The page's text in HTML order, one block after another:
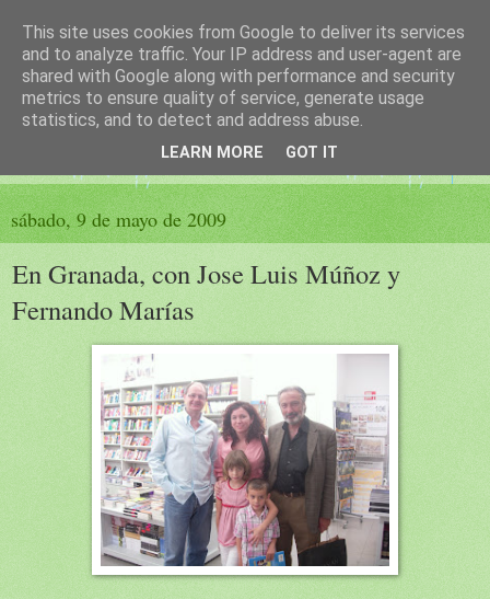
El sueño de las palabras
PÁGINA LITERARIA DE FELISA MORENO
sábado, 9 de mayo de 2009
En Granada, con Jose Luis Múñoz y
Fernando Marías
This site uses cookies from Google to deliver its services
and to analyze traffic. Your IP address and user-agent are
shared with Google along with performance and security
metrics to ensure quality of service, generate usage
statistics, and to detect and address abuse.
LEARN MORE GOT IT